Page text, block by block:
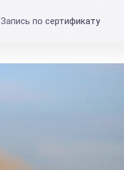
Запись по сертификату